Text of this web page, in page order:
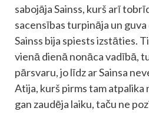
sabojāja Sainss, kurš arī
sacensības turpināja un
Sainss bija spiests izstāties.
vienā dienā nonāca vadībā,
pārsvaru, jo līdz ar Sainsa
Atija, kurš pirms tam atpalika
gan zaudēja laiku, taču ne